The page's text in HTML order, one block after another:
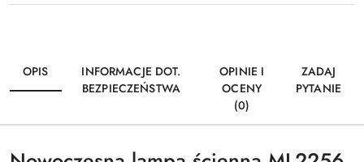
OPIS
INFORMACJE DOT.
BEZPIECZEŃSTWA
OPINIE I
OCENY
(0)
ZADAJ
PYTANIE